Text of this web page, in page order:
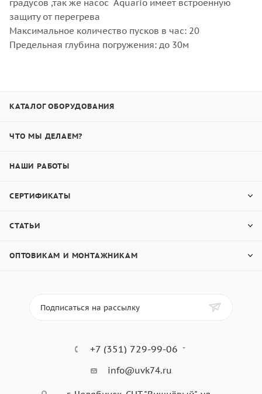
градусов ,так же насос Aquario имеет встроенную
защиту от перегрева
Максимальное количество пусков в час: 20
Предельная глубина погружения: до 30м
КАТАЛОГ ОБОРУДОВАНИЯ
ЧТО МЫ ДЕЛАЕМ?
НАШИ РАБОТЫ
СЕРТИФИКАТЫ
СТАТЬИ
ОПТОВИКАМ И МОНТАЖНИКАМ
Подписаться на рассылку
+7 (351) 729-99-06
info@uvk74.ru